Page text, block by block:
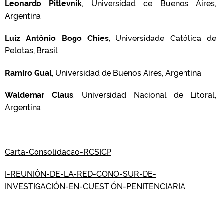
Leonardo Pitlevnik, Universidad de Buenos Aires,
Argentina
Luiz Antônio Bogo Chies, Universidade Católica de
Pelotas, Brasil
Ramiro Gual, Universidad de Buenos Aires, Argentina
Waldemar Claus, Universidad Nacional de Litoral,
Argentina
Carta-Consolidacao-RCSICP
I-REUNIÓN-DE-LA-RED-CONO-SUR-DE-
INVESTIGACIÓN-EN-CUESTIÓN-PENITENCIARIA